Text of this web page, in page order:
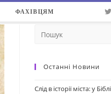
ФАХІВЦЯМ
Останні Новини
Слід в історії міста: у